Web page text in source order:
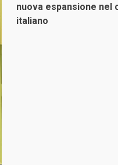
nuova espansione nel
italiano